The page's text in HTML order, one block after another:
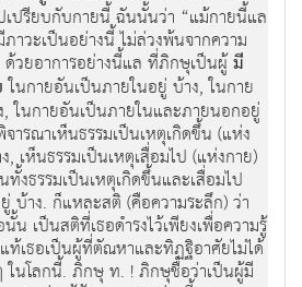
เปรียบกับกายนี้ ฉันนั้นว่า “แม้กายนี้แล
าวะเป็นอย่างนี้ ไม่ล่วงพ้นจากความ
ด้วยอาการอย่างนี้แล ที่ภิกษุเป็นผู้มี
ในกายอันเป็นภายในอยู่ บ้าง, ในกาย
ในกายอันเป็นภายในและภายนอกอยู่
ารณาเห็นธรรมเป็นเหตุเกิดขึ้น (แห่ง
เห็นธรรมเป็นเหตุเสื่อมไป (แห่งกาย)
งธรรมเป็นเหตุเกิดขึ้นและเสื่อมไป
บ้าง. ก็แหละสติ (คือความระลึก) ว่า
น เป็นสติที่เธอดำรงไว้เพียงเพื่อความรู้
ท้เธอเป็นผู้ที่ตัณหาและทิฏฐิอาศัยไม่ได้
ในโลกนี้. ภิกษุ ท. ! ภิกษุชื่อว่าเป็นผู้มี